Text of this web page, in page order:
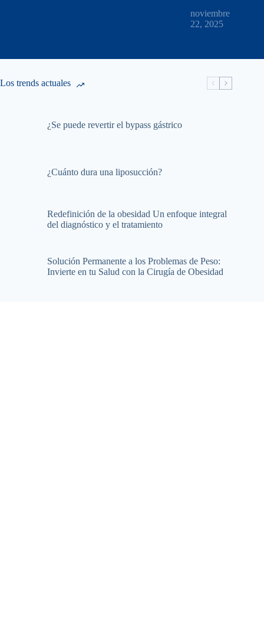
noviembre
22, 2025
Los trends actuales
¿Se puede revertir el bypass gástrico
¿Cuánto dura una liposucción?
Redefinición de la obesidad Un enfoque integral
del diagnóstico y el tratamiento
Solución Permanente a los Problemas de Peso:
Invierte en tu Salud con la Cirugía de Obesidad